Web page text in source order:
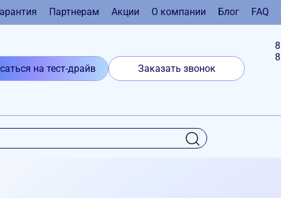
Партнерам Акции О компании Блог FAQ
на тест-драйв Заказать звонок